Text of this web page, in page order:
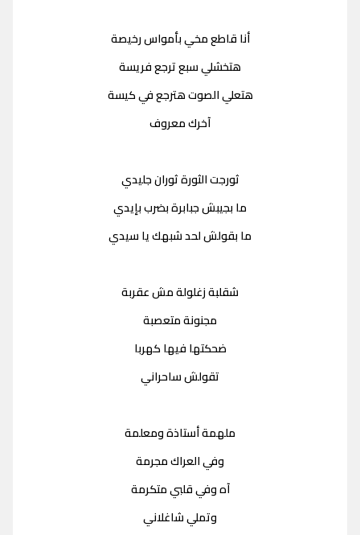
أنا قاطع مخي بأمواس رخيصة
هتخشلي سبع ترجع فريسة
هتعلي الصوت هترجع في كيسة
آخرك معروف
ثورجت الثورة ثوران جليدي
ما بجيبش جبابرة بضرب بإيدي
ما بقولش لحد شبهك يا سيدي
شقلبة زغلولة مش عقربة
مجنونة متعصبة
ضحكتها فيها كهربا
تقولش ساحراني
ملهمة أستاذة ومعلمة
وفي العراك مجرمة
آه وفي قلبي متكرمة
وتملي شاغلاني